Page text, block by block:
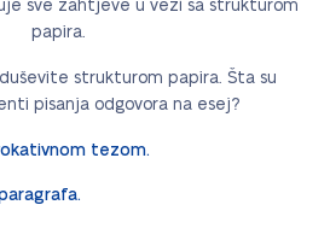
sve zahtjeve u vezi sa strukturom
papira.
strukturom papira. Šta su
pisanja odgovora na esej?
tezom.